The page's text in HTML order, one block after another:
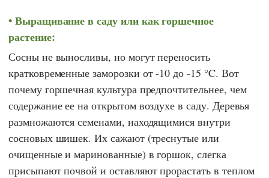
Выращивание в саду или как горшечное
растение:
Сосны не выносливы, но могут переносить
кратковременные заморозки от -10 до -15 °C. Вот
почему горшечная культура предпочтительнее, чем
содержание ее на открытом воздухе в саду. Деревья
размножаются семенами, находящимися внутри
сосновых шишек. Их сажают (треснутые или
очищенные и маринованные) в горшок, слегка
присыпают почвой и оставляют прорастать в теплом